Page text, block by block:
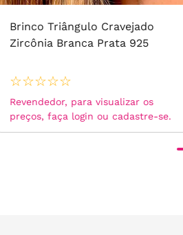
Brinco Triângulo Cravejado
Zircônia Branca Prata 925
☆☆☆☆☆
Revendedor, para visualizar os
preços, faça login ou cadastre-se.